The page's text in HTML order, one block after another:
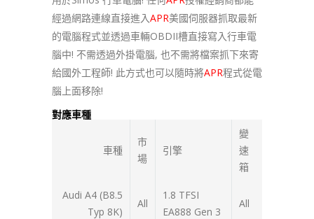
經過網路連線直接進入APR美國伺服器抓取最新
的電腦程式並透過車輛OBDII槽直接寫入行車電
腦中! 不需透過外掛電腦, 也不需將檔案抓下來寄
給國外工程師! 此方式也可以隨時將APR程式從電
腦上面移除!
對應車種
車種
市
場
引擎
變
速
箱
Audi A4 (B8.5
Typ 8K)
All
1.8 TFSI
EA888 Gen 3
All